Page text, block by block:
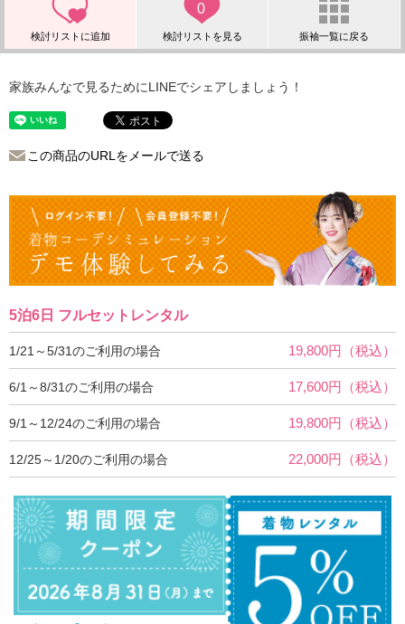
0
家族みんなで見るためにLINEでシェアしましょう！
この商品のURLをメールで送る
5泊6日 フルセットレンタル
1/21～5/31のご利用の場合 19,800円（税込）
6/1～8/31のご利用の場合 17,600円（税込）
9/1～12/24のご利用の場合 19,800円（税込）
12/25～1/20のご利用の場合 22,000円（税込）